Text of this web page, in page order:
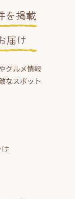
を掲載
届け
グルメ情報
なスポット